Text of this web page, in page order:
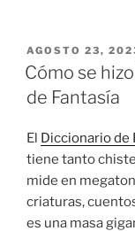
PUBLICADO
EL
AGOSTO 23,
Cómo se
de Fantasía
El Diccionario de
tiene tanto
mide en
criaturas,
es una masa